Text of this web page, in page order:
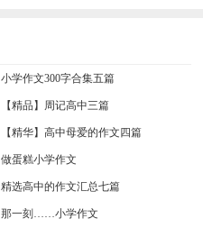
小学作文300字合集五篇
【精品】周记高中三篇
【精华】高中母爱的作文四篇
做蛋糕小学作文
精选高中的作文汇总七篇
那一刻……小学作文